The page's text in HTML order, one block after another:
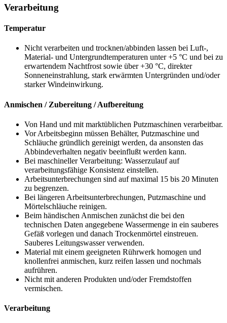
Verarbeitung
Temperatur
Nicht verarbeiten und trocknen/abbinden lassen bei Luft-,
Material- und Untergrundtemperaturen unter +5 °C und bei zu
erwartendem Nachtfrost sowie über +30 °C, direkter
Sonneneinstrahlung, stark erwärmten Untergründen und/oder
starker Windeinwirkung.
Anmischen / Zubereitung / Aufbereitung
Von Hand und mit marktüblichen Putzmaschinen verarbeitbar.
Vor Arbeitsbeginn müssen Behälter, Putzmaschine und
Schläuche gründlich gereinigt werden, da ansonsten das
Abbindeverhalten negativ beeinflußt werden kann.
Bei maschineller Verarbeitung: Wasserzulauf auf
verarbeitungsfähige Konsistenz einstellen.
Arbeitsunterbrechungen sind auf maximal 15 bis 20 Minuten
zu begrenzen.
Bei längeren Arbeitsunterbrechungen, Putzmaschine und
Mörtelschläuche reinigen.
Beim händischen Anmischen zunächst die bei den
technischen Daten angegebene Wassermenge in ein sauberes
Gefäß vorlegen und danach Trockenmörtel einstreuen.
Sauberes Leitungswasser verwenden.
Material mit einem geeigneten Rührwerk homogen und
knollenfrei anmischen, kurz reifen lassen und nochmals
aufrühren.
Nicht mit anderen Produkten und/oder Fremdstoffen
vermischen.
Verarbeitung